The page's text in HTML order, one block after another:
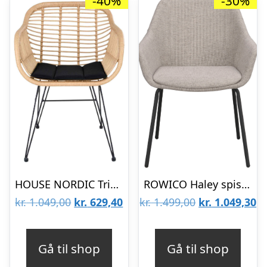
HOUSE NORDIC Trieste spisebordsstol – natur rattan/metal, m. armlæn, inkl. hynde
kr.1.049,00 Den
kr. 629,40Den
Gå til shop
ROWICO Haley spisebordsstol, m. armlæn – lysegråt stof og sorte metalben
kr.1.499,00 Den
kr. 1.049,30
Gå til shop